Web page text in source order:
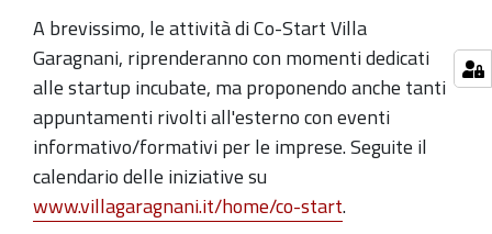
A brevissimo, le attività di Co-Start Villa
Garagnani, riprenderanno con momenti dedicati
alle startup incubate, ma proponendo anche tanti
appuntamenti rivolti all'esterno con eventi
informativo/formativi per le imprese. Seguite il
calendario delle iniziative su
www.villagaragnani.it/home/co-start.